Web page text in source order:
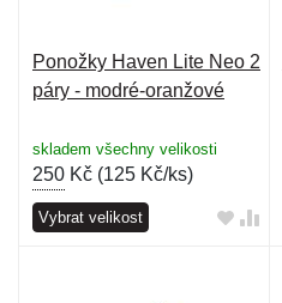
Ponožky Haven Lite Neo 2
páry - modré-oranžové
skladem všechny velikosti
250 Kč (125 Kč/ks)
Vybrat velikost